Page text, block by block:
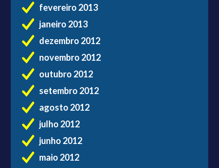
fevereiro 2013
janeiro 2013
dezembro 2012
novembro 2012
outubro 2012
setembro 2012
agosto 2012
julho 2012
junho 2012
maio 2012